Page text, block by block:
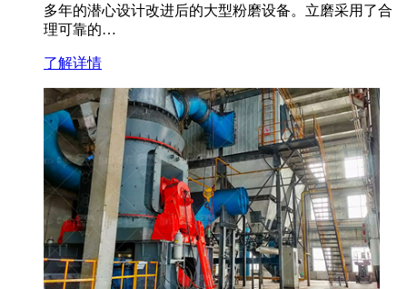
多年的潜心设计改进后的大型粉磨设备。立磨采用了合
理可靠的…
了解详情